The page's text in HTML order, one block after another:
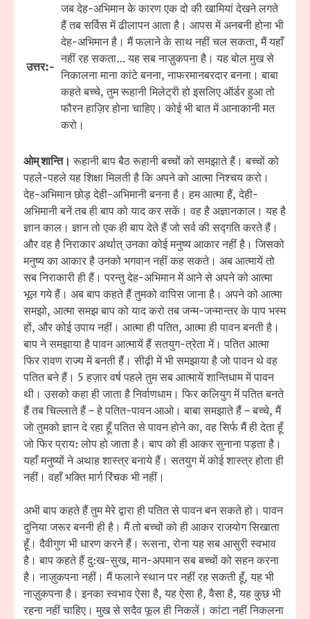
उत्तर:-
जब देह-अभिमान के कारण एक दो की खामियां देखने लगते
हैं तब सर्विस में ढीलापन आता है। आपस में अनबनी होना भी
देह-अभिमान है। मैं फलाने के साथ नहीं चल सकता, मैं यहाँ
नहीं रह सकता… यह सब नाज़ुकपना है। यह बोल मुख से
निकालना माना कांटे बनना, नाफरमानबरदार बनना। बाबा
कहते बच्चे, तुम रूहानी मिलेट्री हो इसलिए ऑर्डर हुआ तो
फौरन हाज़िर होना चाहिए। कोई भी बात में आनाकानी मत
करो।
ओम् शान्ति। रूहानी बाप बैठ रूहानी बच्चों को समझाते हैं। बच्चों को
पहले-पहले यह शिक्षा मिलती है कि अपने को आत्मा निश्चय करो।
देह-अभिमान छोड़ देही-अभिमानी बनना है। हम आत्मा हैं, देही-
अभिमानी बनें तब ही बाप को याद कर सकें। वह है अज्ञानकाल। यह है
ज्ञान काल। ज्ञान तो एक ही बाप देते हैं जो सर्व की सद्गति करते हैं।
और वह है निराकार अर्थात् उनका कोई मनुष्य आकार नहीं है। जिसको
मनुष्य का आकार है उनको भगवान नहीं कह सकते। अब आत्मायें तो
सब निराकारी ही हैं। परन्तु देह-अभिमान में आने से अपने को आत्मा
भूल गये हैं। अब बाप कहते हैं तुमको वापिस जाना है। अपने को आत्मा
समझो, आत्मा समझ बाप को याद करो तब जन्म-जन्मान्तर के पाप भस्म
हों, और कोई उपाय नहीं। आत्मा ही पतित, आत्मा ही पावन बनती है।
बाप ने समझाया है पावन आत्मायें हैं सतयुग-त्रेता में। पतित आत्मा
फिर रावण राज्य में बनती हैं। सीढ़ी में भी समझाया है जो पावन थे वह
पतित बने हैं। 5 हज़ार वर्ष पहले तुम सब आत्मायें शान्तिधाम में पावन
थी। उसको कहा ही जाता है निर्वाणधाम। फिर कलियुग में पतित बनते
हैं तब चिल्लाते हैं – हे पतित-पावन आओ। बाबा समझाते हैं – बच्चे, मैं
जो तुमको ज्ञान दे रहा हूँ पतित से पावन होने का, वह सिर्फ मैं ही देता हूँ
जो फिर प्राय: लोप हो जाता है। बाप को ही आकर सुनाना पड़ता है।
यहाँ मनुष्यों ने अथाह शास्त्र बनाये हैं। सतयुग में कोई शास्त्र होता ही
नहीं। वहाँ भक्ति मार्ग रिंचक भी नहीं।
अभी बाप कहते हैं तुम मेरे द्वारा ही पतित से पावन बन सकते हो। पावन
दुनिया जरूर बननी ही है। मैं तो बच्चों को ही आकर राजयोग सिखाता
हूँ। दैवीगुण भी धारण करने हैं। रूसना, रोना यह सब आसुरी स्वभाव
है। बाप कहते हैं दु:ख-सुख, मान-अपमान सब बच्चों को सहन करना
है। नाज़ुकपना नहीं। मैं फलाने स्थान पर नहीं रह सकती हूँ, यह भी
नाज़ुकपना है। इनका स्वभाव ऐसा है, यह ऐसा है, वैसा है, यह कुछ भी
रहना नहीं चाहिए। मुख से सदैव फूल ही निकलें। कांटा नहीं निकलना